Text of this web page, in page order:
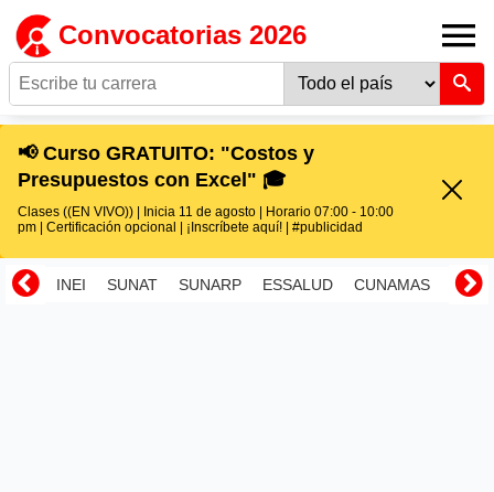
Convocatorias 2026
📢 Curso GRATUITO: "Costos y
Presupuestos con Excel" 🎓
Clases ((EN VIVO)) | Inicia 11 de agosto | Horario 07:00 - 10:00
pm | Certificación opcional | ¡Inscríbete aquí! | #publicidad
INEI SUNAT SUNARP ESSALUD CUNAMAS